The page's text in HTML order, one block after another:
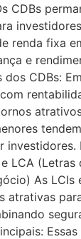
CDBs
renda fixa
e
CDBs:
investidores.
LCA (Letras
As LCIs
atrativas